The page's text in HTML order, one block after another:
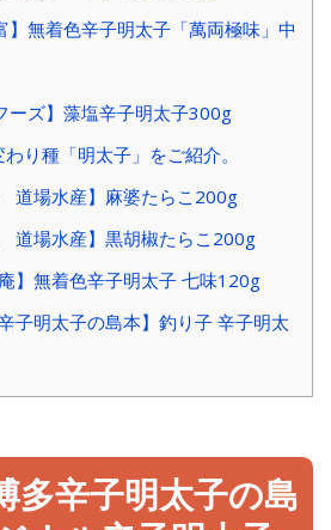
無着色辛子明太子「萬両極味」中
ーズ】藻塩辛子明太子300g
り種「明太子」をご紹介。
場水産】麻婆たらこ200g
場水産】黒胡椒たらこ200g
】無着色辛子明太子 七味120g
子明太子の島本】釣り子 辛子明太
多辛子明太子の島